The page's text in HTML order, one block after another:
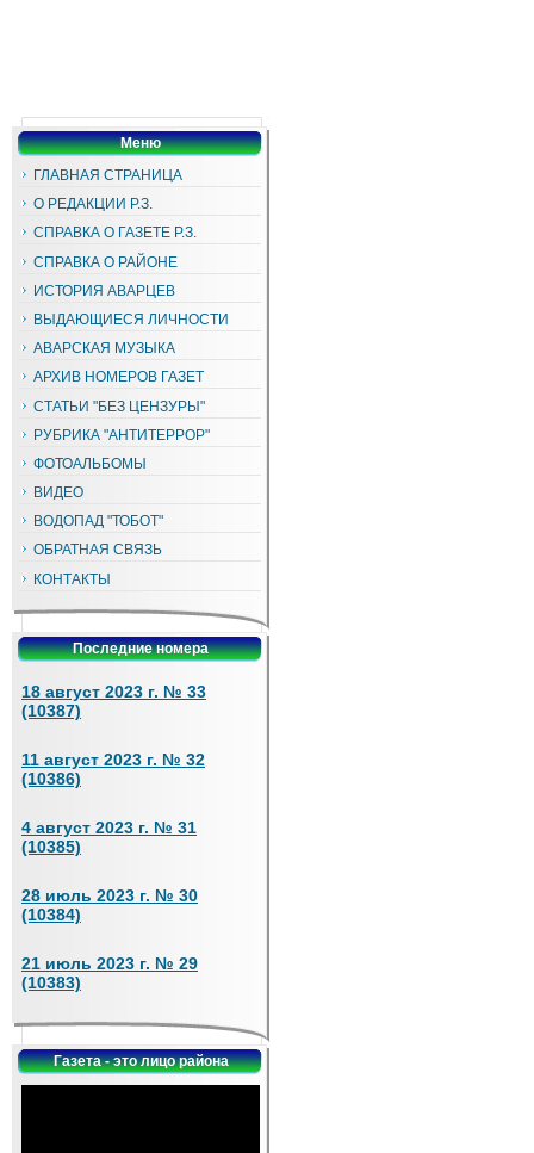
Меню
ГЛАВНАЯ СТРАНИЦА
О РЕДАКЦИИ Р.З.
СПРАВКА О ГАЗЕТЕ Р.З.
СПРАВКА О РАЙОНЕ
ИСТОРИЯ АВАРЦЕВ
ВЫДАЮЩИЕСЯ ЛИЧНОСТИ
АВАРСКАЯ МУЗЫКА
АРХИВ НОМЕРОВ ГАЗЕТ
СТАТЬИ "БЕЗ ЦЕНЗУРЫ"
РУБРИКА "АНТИТЕРРОР"
ФОТОАЛЬБОМЫ
ВИДЕО
ВОДОПАД "ТОБОТ"
ОБРАТНАЯ СВЯЗЬ
КОНТАКТЫ
Последние номера
18 август 2023 г. № 33
(10387)
11 август 2023 г. № 32
(10386)
4 август 2023 г. № 31
(10385)
28 июль 2023 г. № 30
(10384)
21 июль 2023 г. № 29
(10383)
Газета - это лицо района